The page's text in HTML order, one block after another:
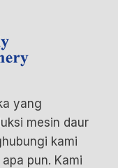
yang
mesin daur
kami
pun. Kami